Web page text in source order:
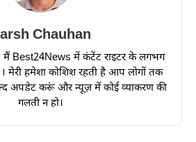
Chauhan
मैं Best24News में कंटेंट राइटर के लगभग
मेरी हमेशा कोशिश रहती है आप लोगों तक
अपडेट करूं और न्यूज़ में कोई व्याकरण की
गलती न हो।